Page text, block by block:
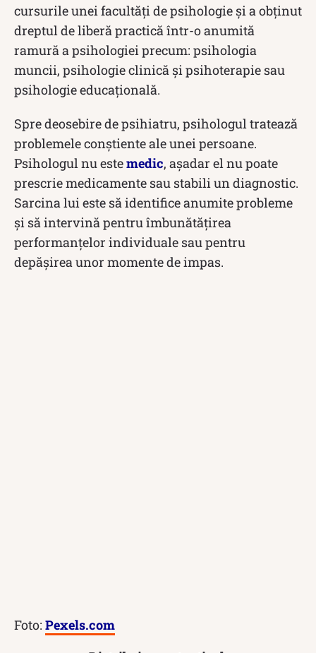
cursurile unei facultăți de psihologie și a obținut
dreptul de liberă practică într-o anumită
ramură a psihologiei precum: psihologia
muncii, psihologie clinică şi psihoterapie sau
psihologie educaţională.
Spre deosebire de psihiatru, psihologul tratează
problemele conștiente ale unei persoane.
Psihologul nu estemedic, așadar el nu poate
prescrie medicamente sau stabili un diagnostic.
Sarcina lui este să identifice anumite probleme
şi să intervină pentru îmbunătăţirea
performanţelor individuale sau pentru
depăşirea unor momente de impas.
Foto: Pexels.com